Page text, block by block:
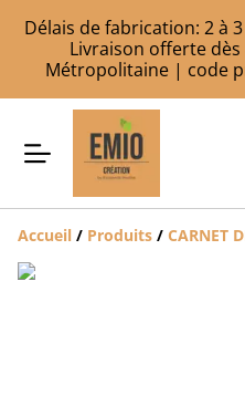
Délais de fabrication: 2 à
Livraison offerte dès
Métropolitaine | code
Accueil / Produits / CARNET